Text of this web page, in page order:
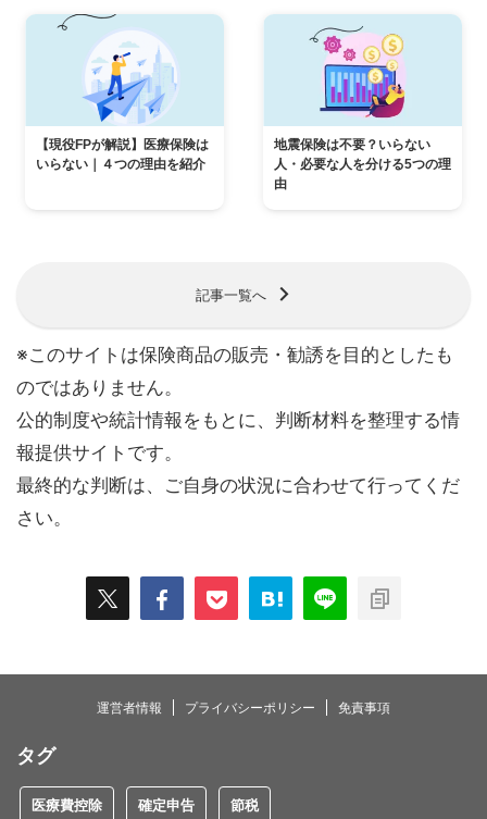
【現役FPが解説】医療保険は
いらない｜４つの理由を紹介
地震保険は不要？いらない
人・必要な人を分ける5つの理
由
記事一覧へ
※このサイトは保険商品の販売・勧誘を目的としたも
のではありません。
公的制度や統計情報をもとに、判断材料を整理する情
報提供サイトです。
最終的な判断は、ご自身の状況に合わせて行ってくだ
さい。
運営者情報 プライバシーポリシー 免責事項
タグ
医療費控除 確定申告 節税